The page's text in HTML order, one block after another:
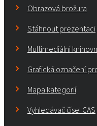
Obrazová brožura
Stáhnout prezentaci
Multimediální
Grafická označení
Mapa kategorií
Vyhledávač čísel CAS